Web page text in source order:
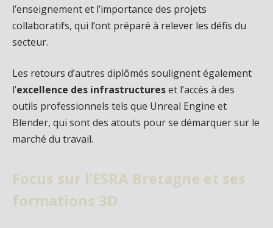
l’enseignement et l’importance des projets
collaboratifs, qui l’ont préparé à relever les défis du
secteur.
Les retours d’autres diplômés soulignent également
l’excellence des infrastructureset l’accès à des
outils professionnels tels que Unreal Engine et
Blender, qui sont des atouts pour se démarquer sur le
marché du travail.
Focus sur l’ESRA Bretagne et ses
formations 3D